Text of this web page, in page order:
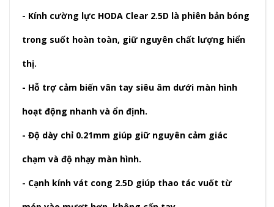
- Kính cường lực HODA Clear 2.5D là phiên bản bóng
trong suốt hoàn toàn, giữ nguyên chất lượng hiển
thị.
- Hỗ trợ cảm biến vân tay siêu âm dưới màn hình
hoạt động nhanh và ổn định.
- Độ dày chỉ 0.21mm giúp giữ nguyên cảm giác
chạm và độ nhạy màn hình.
- Cạnh kính vát cong 2.5D giúp thao tác vuốt từ